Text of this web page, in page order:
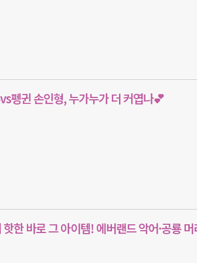
펭귄 손인형, 누가누가 더 커엽나💕
한 바로 그 아이템! 에버랜드 악어·공룡 머